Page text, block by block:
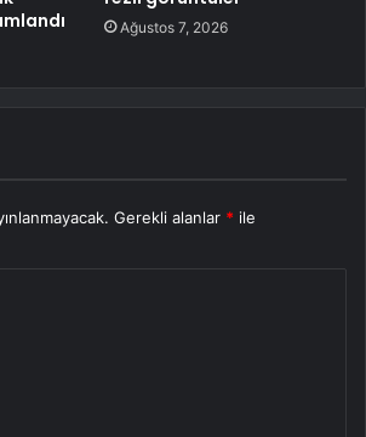
Ağustos 7, 2026
Gerekli alanlar * ile